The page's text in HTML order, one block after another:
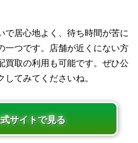
で居心地よく、待ち時間が苦に
一つです。店舗が近くにない方
買取の利用も可能です。ぜひ公
てみてくださいね。
サイトで見る